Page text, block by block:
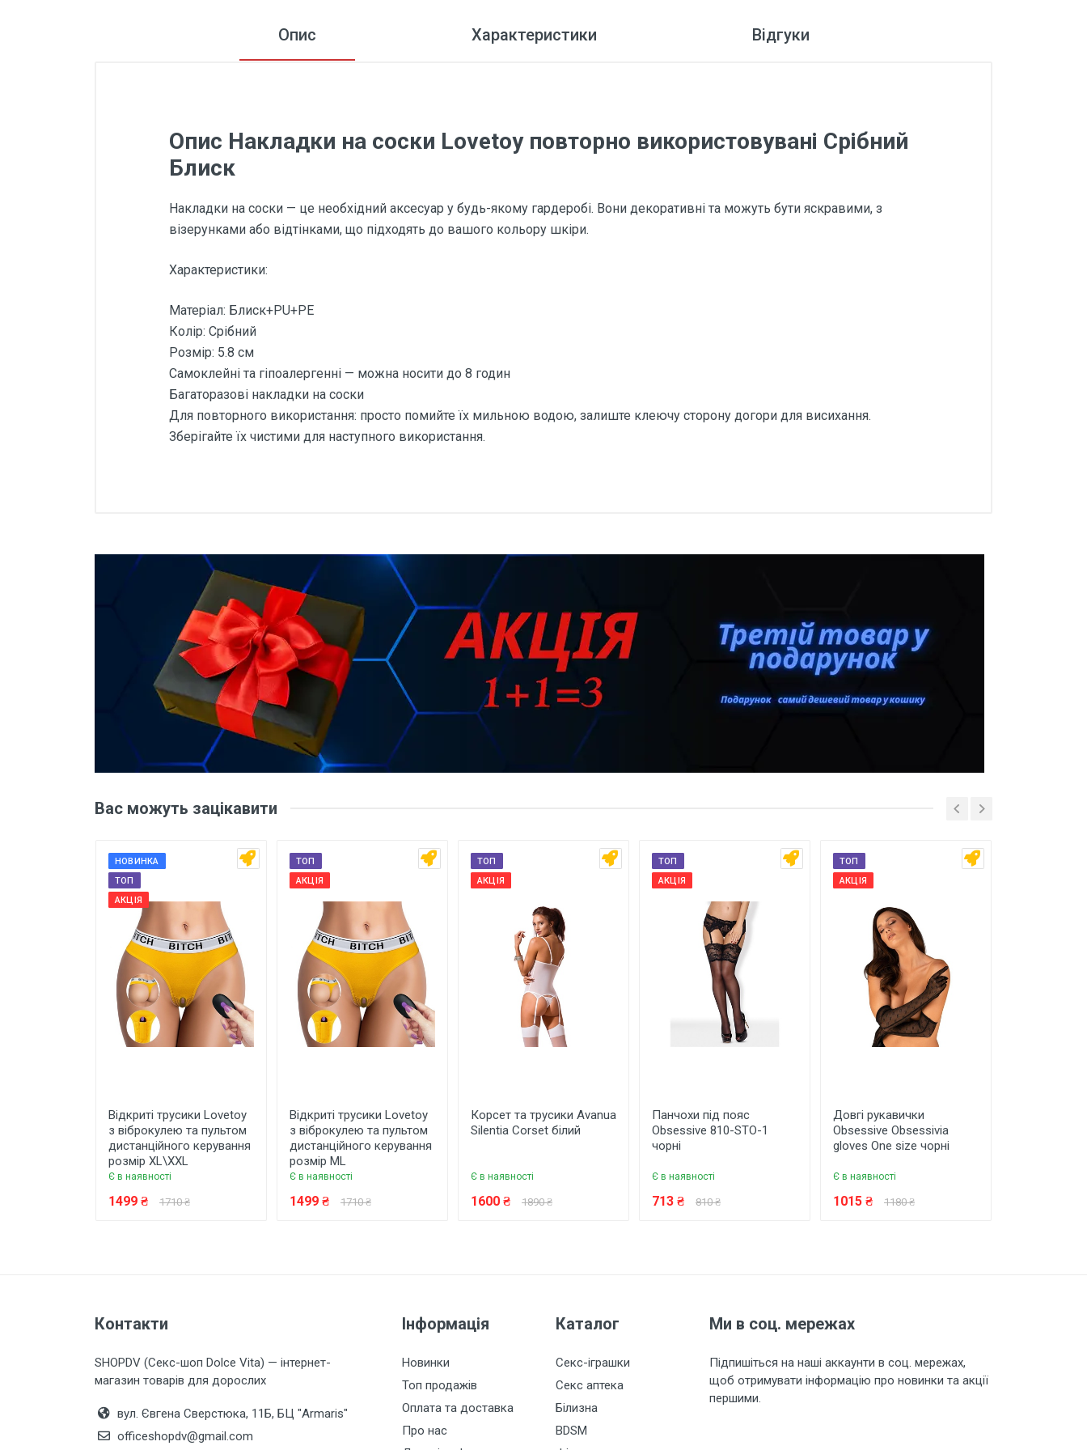
Опис Характеристики Відгуки
Опис Накладки на соски Lovetoy повторно використовувані Срібний
Блиск
Накладки на соски — це необхідний аксесуар у будь-якому гардеробі. Вони декоративні та можуть бути яскравими, з
візерунками або відтінками, що підходять до вашого кольору шкіри.
Характеристики:
Матеріал: Блиск+PU+PE
Колір: Срібний
Розмір: 5.8 см
Самоклейні та гіпоалергенні — можна носити до 8 годин
Багаторазові накладки на соски
Для повторного використання: просто помийте їх мильною водою, залиште клеючу сторону догори для висихання.
Зберігайте їх чистими для наступного використання.
Колір
Серебристый
Бренд
Тип тканини
Атлас
Відгуки про товар поки що відсутні.
Написати відгук
Рейтинг Ваше ім'я
Залишити відгук
Вас можуть зацікавити
НОВИНКА
ТОП
АКЦІЯ
Відкриті трусики Lovetoy
з віброкулею та пультом
дистанційного керування
розмір ХL\ХХL
Є в наявності
1499 ₴ 1710 ₴
ТОП
АКЦІЯ
Відкриті трусики Lovetoy
з віброкулею та пультом
дистанційного керування
розмір МL
Є в наявності
1499 ₴ 1710 ₴
ТОП
АКЦІЯ
Корсет та трусики Avanua
Silentia Corset білий
Є в наявності
1600 ₴ 1890 ₴
ТОП
АКЦІЯ
Панчохи під пояс
Obsessive 810-STO-1
чорні
Є в наявності
713 ₴ 810 ₴
ТОП
АКЦІЯ
Довгі рукавички
Obsessive Obsessivia
gloves One size чорні
Є в наявності
1015 ₴ 1180 ₴
Контакти
SHOPDV (Секс-шоп Dolce Vita) — інтернет-
магазин товарів для дорослих
вул. Євгена Сверстюка, 11Б, БЦ "Armaris"
officeshopdv@gmail.com
Інформація
Новинки
Топ продажів
Оплата та доставка
Про нас
Каталог
Секс-іграшки
Секс аптека
Білизна
BDSM
Ми в соц. мережах
Підпишіться на наші аккаунти в соц. мережах,
щоб отримувати інформацію про новинки та акції
першими.